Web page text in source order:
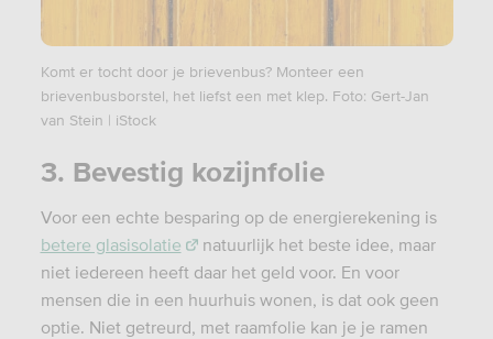
Komt er tocht door je brievenbus? Monteer een
brievenbusborstel, het liefst een met klep. Foto: Gert-Jan
van Stein | iStock
3. Bevestig kozijnfolie
Voor een echte besparing op de energierekening is
betere glasisolatie
natuurlijk het beste idee, maar
niet iedereen heeft daar het geld voor. En voor
mensen die in een huurhuis wonen, is dat ook geen
optie. Niet getreurd, met raamfolie kan je je ramen